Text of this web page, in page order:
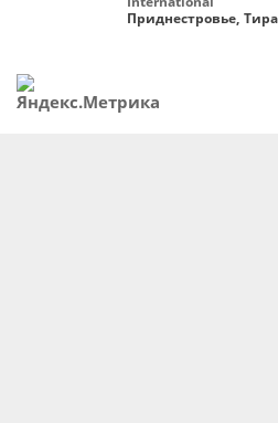
Приднестровье,